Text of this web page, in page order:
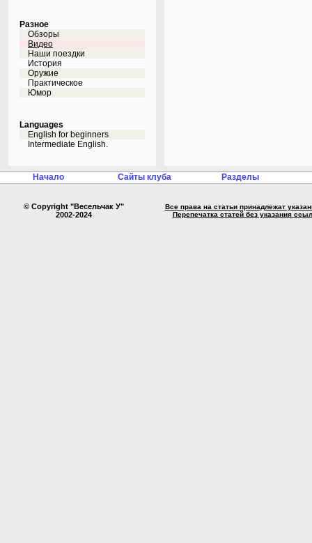
Разное
Обзоры
Видео
Наши поездки
История
Оружие
Практическое
Юмор
Languages
English for beginners
Intermediate English.
Начало Сайты клуба Разделы
© Copyright "Весельчак У"
2002-2024
Все права на статьи принадлежат
Перепечатка статей без указания